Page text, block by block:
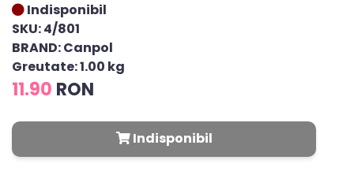
Indisponibil
SKU: 4/801
BRAND: Canpol
Greutate: 1.00 kg
11.90 RON
Indisponibil